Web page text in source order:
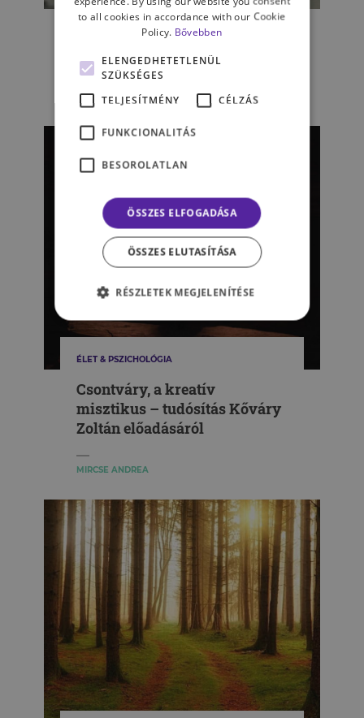
A hármas művész Csáth –
tudósítás a Margó Irodalmi
Fesztiválról
LADÁNYI BENCE
ÉLET & PSZICHOLÓGIA
Csontváry, a kreatív
misztikus – tudósítás Kőváry
Zoltán előadásáról
MIRCSE ANDREA
to all cookies in accordance with our Cookie
Policy. Bővebben
ELENGEDHETETLENÜL
SZÜKSÉGES
TELJESÍTMÉNY
CÉLZÁS
FUNKCIONALITÁS
BESOROLATLAN
ÖSSZES ELFOGADÁSA
ÖSSZES ELUTASÍTÁSA
RÉSZLETEK MEGJELENÍTÉSE